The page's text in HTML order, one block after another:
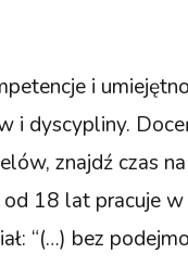
i
dyscypliny.
znajdź czas
18 lat pracuje
“(…) bez